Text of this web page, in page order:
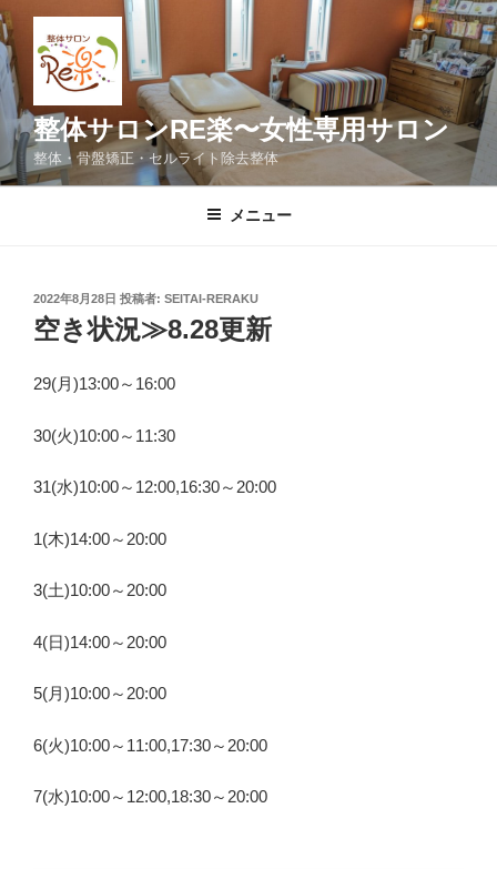
コ
ン
テ
ン
へ
ス
整体サロンRE楽〜女性専用サロン
整体・骨盤矯正・セルライト除去整体
メニュー
投
稿
日:
2022年8月28日 投稿者: SEITAI-RERAKU
空き状況≫8.28更新
29(月)13:00～16:00
30(火)10:00～11:30
31(水)10:00～12:00,16:30～20:00
1(木)14:00～20:00
3(土)10:00～20:00
4(日)14:00～20:00
5(月)10:00～20:00
6(火)10:00～11:00,17:30～20:00
7(水)10:00～12:00,18:30～20:00